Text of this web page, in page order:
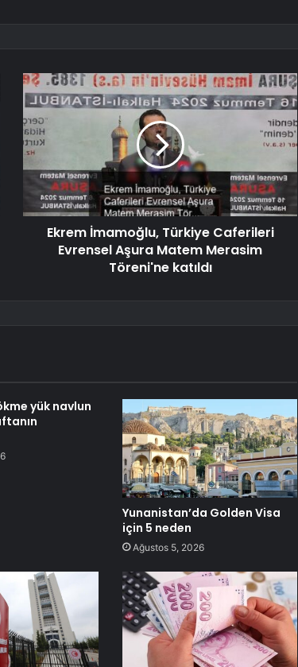
Ekrem İmamoğlu, Türkiye Caferileri
Evrensel Aşura Matem Merasim
Töreni'ne katıldı
yük navlun
Yunanistan’da Golden Visa
için 5 neden
Ağustos 5, 2026